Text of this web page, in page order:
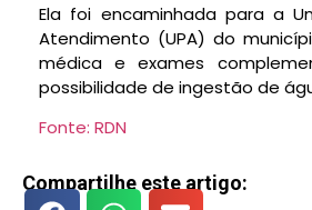
Ela foi encaminhada para a
Atendimento (UPA) do
médica e exames
possibilidade de ingestão de
Fonte: RDN
Compartilhe este artigo: